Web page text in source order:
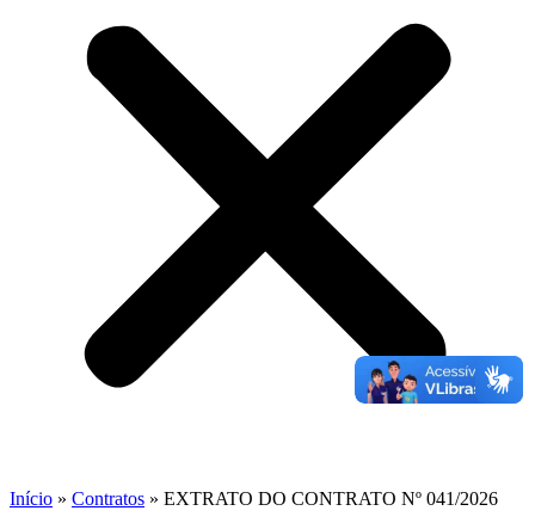
Início » Contratos » EXTRATO DO CONTRATO Nº 041/2026